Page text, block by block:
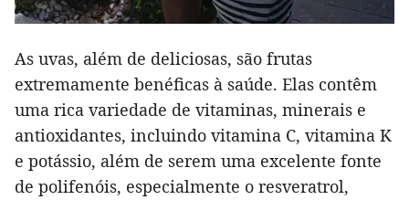
As uvas, além de deliciosas, são frutas
extremamente benéficas à saúde. Elas contêm
uma rica variedade de vitaminas, minerais e
antioxidantes, incluindo vitamina C, vitamina K
e potássio, além de serem uma excelente fonte
de polifenóis, especialmente o resveratrol,